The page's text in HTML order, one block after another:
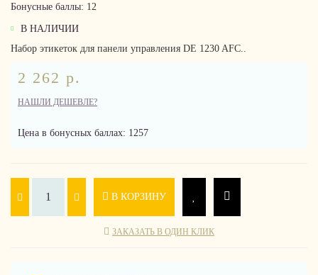
Бонусные баллы: 12
В НАЛИЧИИ
Набор этикеток для панели управления DE 1230 AFC..
2 262 р.
НАШЛИ ДЕШЕВЛЕ?
Цена в бонусных баллах: 1257
В КОРЗИНУ
ЗАКАЗАТЬ В ОДИН КЛИК